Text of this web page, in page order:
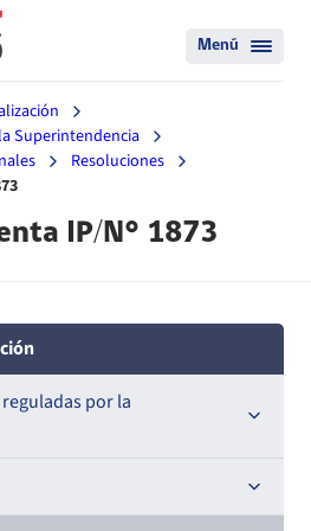
Menú
Superintendencia
Resoluciones
IP/N° 1873
por la
Acreditados